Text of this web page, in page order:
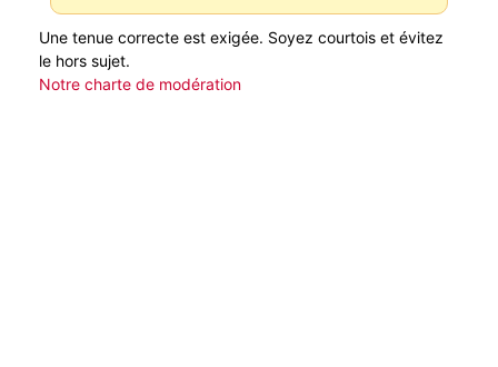
Une tenue correcte est exigée. Soyez courtois et évitez
le hors sujet.
Notre charte de modération